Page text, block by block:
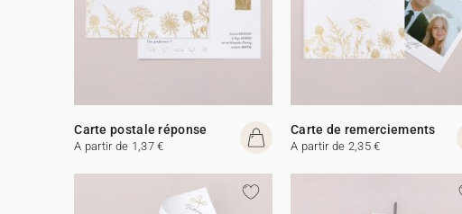
Carte postale réponse
A partir de 1,37 €
Carte de remerciements
A partir de 2,35 €